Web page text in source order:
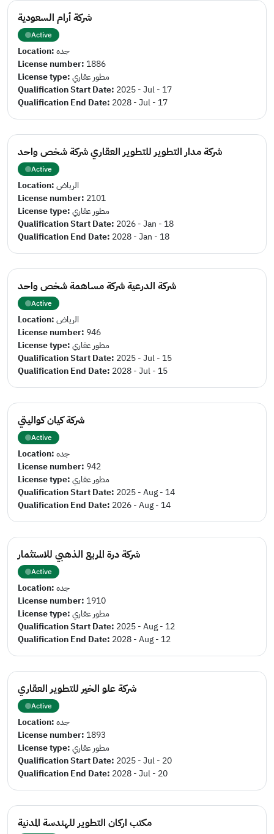
شركة أرام السعودية
Active
Location:جده
License number: 1886
License type:مطور عقاري
Qualification Start Date: 2025 - Jul - 17
Qualification End Date: 2028 - Jul - 17
شركة مدار التطوير للتطوير العقاري شركة شخص واحد
Active
Location:الرياض
License number: 2101
License type:مطور عقاري
Qualification Start Date: 2026 - Jan - 18
Qualification End Date: 2028 - Jan - 18
شركة الدرعية شركة مساهمة شخص واحد
Active
Location:الرياض
License number: 946
License type:مطور عقاري
Qualification Start Date: 2025 - Jul - 15
Qualification End Date: 2028 - Jul - 15
شركة كيان كواليتي
Active
Location:جده
License number: 942
License type:مطور عقاري
Qualification Start Date: 2025 - Aug - 14
Qualification End Date: 2026 - Aug - 14
شركة درة المربع الذهبي للاستثمار
Active
Location:جده
License number: 1910
License type:مطور عقاري
Qualification Start Date: 2025 - Aug - 12
Qualification End Date: 2028 - Aug - 12
شركة علو الخير للتطوير العقاري
Active
Location:جده
License number: 1893
License type:مطور عقاري
Qualification Start Date: 2025 - Jul - 20
Qualification End Date: 2028 - Jul - 20
مكتب اركان التطوير للهندسة المدنية